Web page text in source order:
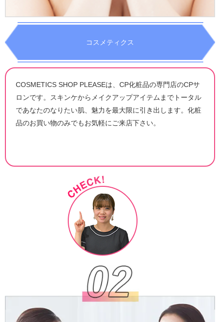
コスメティクス
COSMETICS SHOP PLEASEは、CP化粧品の専門店のCPサ
ロンです。スキンケからメイクアップアイテムまでトータル
であなたのなりたい肌、魅力を最大限に引き出します。化粧
品のお買い物のみでもお気軽にご来店下さい。